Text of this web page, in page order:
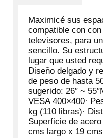
Maximicé sus
compatible con
televisores, para
sencillo. Su
lugar que usted
Diseño delgado y
de peso de hasta
sugerido: 26″ ~
VESA 400×400·
kg (110 libras)·
Superficie de
cms largo x 19